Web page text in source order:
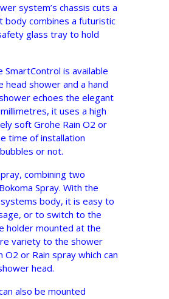
system’s chassis cuts a
body combines a futuristic
glass tray to hold
SmartControl is available
head shower and a hand
echoes the elegant
it uses a high
soft Grohe Rain O2 or
time of installation
or not.
combining two
Spray. With the
body, it is easy to
or to switch to the
holder mounted at the
variety to the shower
or Rain spray which can
head.
also be mounted